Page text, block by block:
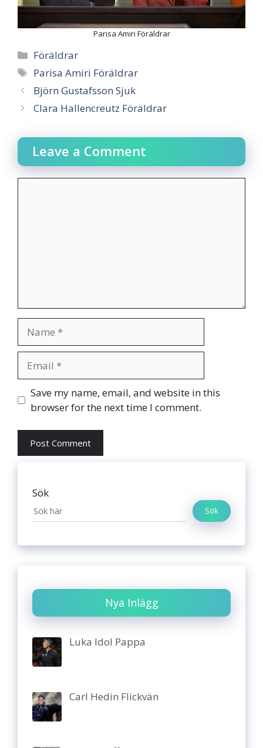
Parisa Amiri Föräldrar
Categories
Föräldrar
Tags
Parisa Amiri Föräldrar
Björn Gustafsson Sjuk
Clara Hallencreutz Föräldrar
Leave a Comment
Website
Save my name, email, and website in this
browser for the next time I comment.
Sök
Sök
Nya Inlägg
Luka Idol Pappa
Carl Hedin Flickvän